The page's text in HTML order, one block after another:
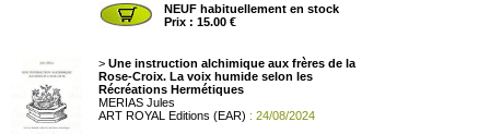
NEUF habituellement en stock
Prix : 15.00 €
> Une instruction alchimique aux frères de la
Rose-Croix. La voix humide selon les
Récréations Hermétiques
MERIAS Jules
ART ROYAL Editions (EAR) : 24/08/2024